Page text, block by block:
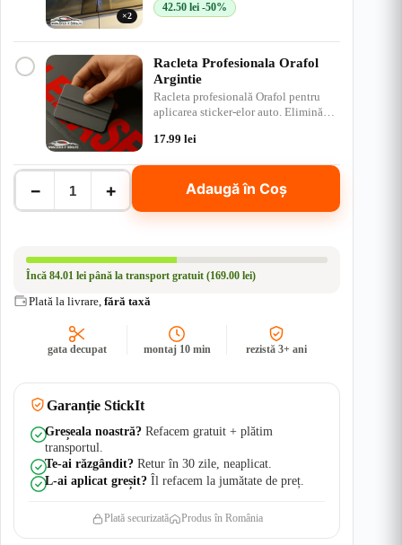
×2
42.50lei -50%
Racleta Profesionala Orafol
Argintie
Racleta profesională Orafol pentru
aplicarea sticker-elor auto. Elimină
17.99lei
Cantitate
SET
COMPLET
Thunder
Wolf
− + Adaugă în Coș
Încă 84.01 lei până la transport gratuit (169.00 lei)
Plată la livrare, fără taxă
gata decupat montaj 10 min rezistă 3+ ani
Garanție StickIt
Greșeala noastră? Refacem gratuit + plătim
transportul.
Te-ai răzgândit? Retur în 30 zile, neaplicat.
L-ai aplicat greșit? Îl refacem la jumătate de preț.
Plată securizată Produs în România